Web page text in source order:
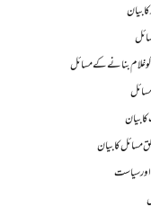
کا بیان
کو غلام بنانے کے مسائل
بیان
کا بیان
سیاست